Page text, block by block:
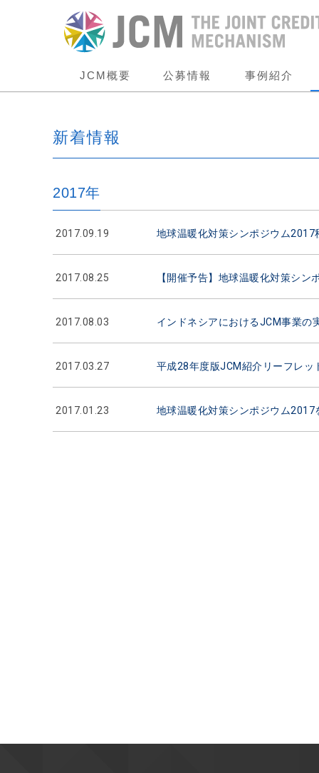
JCM概要 公募情報 事例紹介
新着情報
2017年
2017.09.19 地球温暖化対策シンポジウム2017
2017.08.25 【開催予告】地球温暖化対策シン
2017.08.03 インドネシアにおけるJCM事業の
2017.03.27 平成28年度版JCM紹介リーフレッ
2017.01.23 地球温暖化対策シンポジウム2017